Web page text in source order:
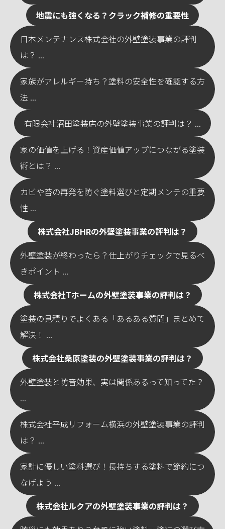
地震にも強くなる？クラック補修の重要性
日本メンテナンス株式会社の外壁塗装事業の評判
は？ ...
家族がアレルギー持ち？塗料の安全性を確認する方
法 ...
有限会社沼田塗装店の外壁塗装事業の評判は？ ...
家の価値を上げる！資産価値アップにつながる塗装
術とは？ ...
カビや苔の再発を防ぐ塗料選びと定期メンテの重要
性 ...
株式会社JBHRの外壁塗装事業の評判は？
外壁塗装が終わったら？仕上がりチェックで見るべ
きポイント ...
株式会社Tホームの外壁塗装事業の評判は？
塗装の見積りでよくある「あるある質問」まとめて
解決！ ...
株式会社桑原塗装の外壁塗装事業の評判は？
外壁塗装と防音効果、実は関係あるって知ってた？
...
株式会社平成リフォーム横浜の外壁塗装事業の評判
は？ ...
家計に優しい塗料選び！長持ちする塗料で節約につ
なげよう ...
株式会社ルクアの外壁塗装事業の評判は？